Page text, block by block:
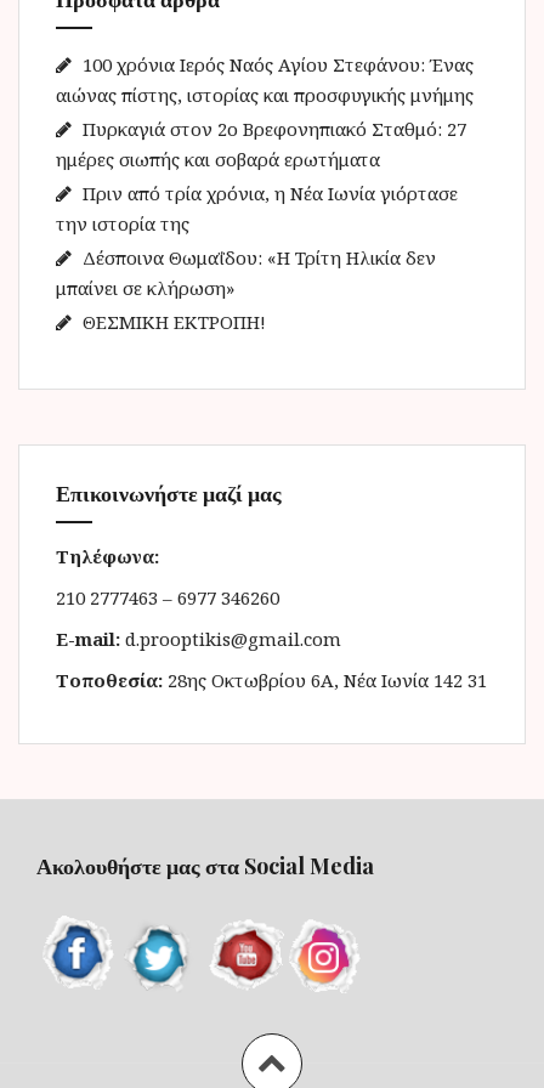
σ
η
γ
ι
α
:
100 χρόνια Ιερός Ναός Αγίου Στεφάνου: Ένας
αιώνας πίστης, ιστορίας και προσφυγικής μνήμης
Πυρκαγιά στον 2ο Βρεφονηπιακό Σταθμό: 27
ημέρες σιωπής και σοβαρά ερωτήματα
Πριν από τρία χρόνια, η Νέα Ιωνία γιόρτασε
την ιστορία της
Δέσποινα Θωμαΐδου: «Η Τρίτη Ηλικία δεν
μπαίνει σε κλήρωση»
ΘΕΣΜΙΚΗ ΕΚΤΡΟΠΗ!
Επικοινωνήστε μαζί μας
Τηλέφωνα:
210 2777463 – 6977 346260
E-mail: d.prooptikis@gmail.com
Τοποθεσία: 28ης Οκτωβρίου 6Α, Νέα Ιωνία 142 31
Ακολουθήστε μας στα Social Media